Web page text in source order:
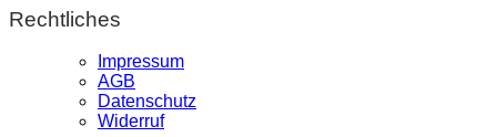
Rechtliches
Impressum
AGB
Datenschutz
Widerruf